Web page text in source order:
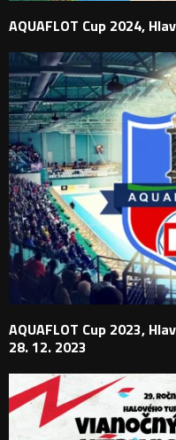
AQUAFLOT Cup 2024,
AQUAFLOT Cup 2023,
28. 12. 2023